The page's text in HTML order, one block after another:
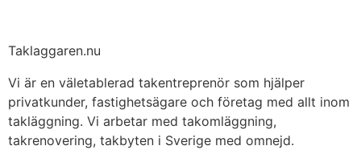
Taklaggaren.nu
Vi är en väletablerad takentreprenör som hjälper
privatkunder, fastighetsägare och företag med allt inom
takläggning. Vi arbetar med takomläggning,
takrenovering, takbyten i Sverige med omnejd.